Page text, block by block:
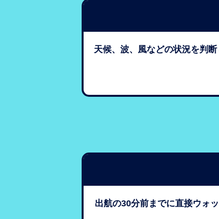
天候、波、風などの状況を判
出航の30分前までに直接ウォ